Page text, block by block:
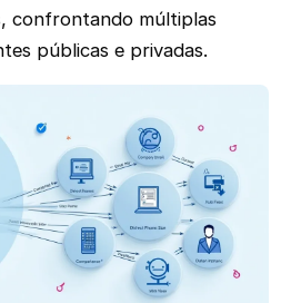
confrontando múltiplas
públicas e privadas.